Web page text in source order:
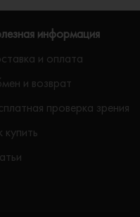
информация
и оплата
и возврат
проверка зрения
купить